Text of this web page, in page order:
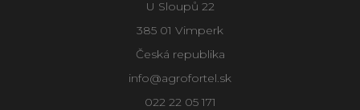
U Sloupů 22
385 01 Vimperk
Česká republika
info@agrofortel.sk
022 22 05 171